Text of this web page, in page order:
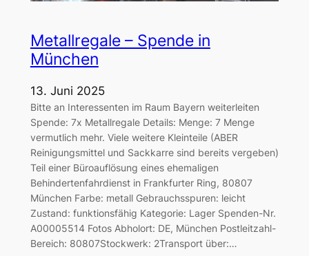
Metallregale – Spende in
München
13. Juni 2025
Bitte an Interessenten im Raum Bayern weiterleiten
Spende: 7x Metallregale Details: Menge: 7 Menge
vermutlich mehr. Viele weitere Kleinteile (ABER
Reinigungsmittel und Sackkarre sind bereits vergeben)
Teil einer Büroauflösung eines ehemaligen
Behindertenfahrdienst in Frankfurter Ring, 80807
München Farbe: metall Gebrauchsspuren: leicht
Zustand: funktionsfähig Kategorie: Lager Spenden-Nr.
A00005514 Fotos Abholort: DE, München Postleitzahl-
Bereich: 80807Stockwerk: 2Transport über:…